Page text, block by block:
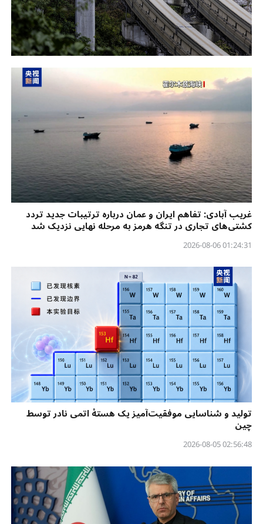
غریب آبادی: تفاهم ایران و عمان درباره ترتیبات جدید تردد
کشتی‌های تجاری در تنگه هرمز به مرحله نهایی نزدیک شد
01:24:31 2026-08-06
تولید و شناسایی موفقیت‌آمیز یک هستهٔ اتمی نادر توسط
چین
02:56:48 2026-08-05